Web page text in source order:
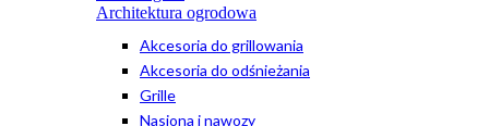
Architektura ogrodowa
Akcesoria do grillowania
Akcesoria do odśnieżania
Grille
Nasiona i nawozy